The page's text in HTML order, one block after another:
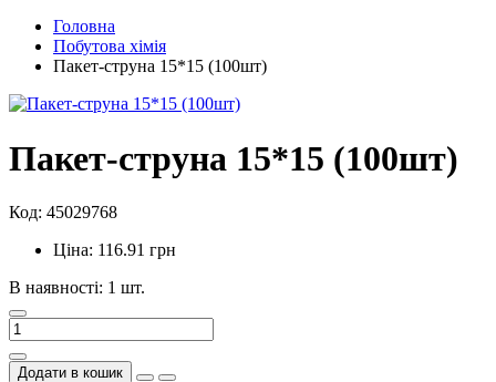
Головна
Побутова хімія
Пакет-струна 15*15 (100шт)
Пакет-струна 15*15 (100шт)
Код: 45029768
Ціна: 116.91 грн
В наявності: 1 шт.
Додати в кошик